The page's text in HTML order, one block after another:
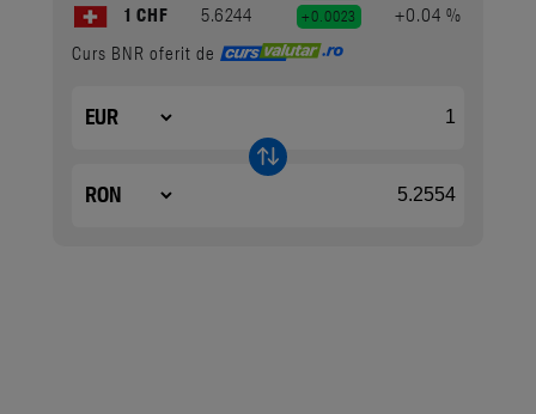
1 CHF
5.6244 +0.0023
+0.04 %
Curs BNR oferit de